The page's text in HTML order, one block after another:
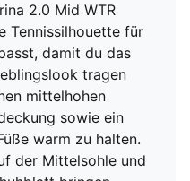
2.0 Mid WTR
Tennissilhouette für
damit du das
tragen
mittelhohen
sowie ein
warm zu halten.
der Mittelsohle und